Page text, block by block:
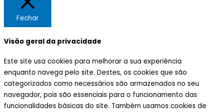
Fechar
Visão geral da privacidade
Este site usa cookies para melhorar a sua experiência
enquanto navega pelo site. Destes, os cookies que são
categorizados como necessários são armazenados no seu
navegador, pois são essenciais para o funcionamento das
funcionalidades básicas do site. Também usamos cookies de